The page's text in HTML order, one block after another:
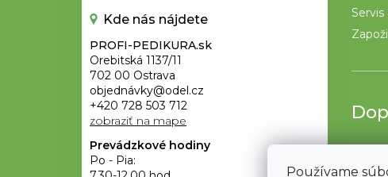
Používame
Kde nás nájdete
PROFI-PEDIKURA.sk
Orebitská 1137/11
702 00 Ostrava
objednávky@odel.cz
+420 728 503 712
zobraziť na mape
Prevádzkové hodiny
Po - Pia: